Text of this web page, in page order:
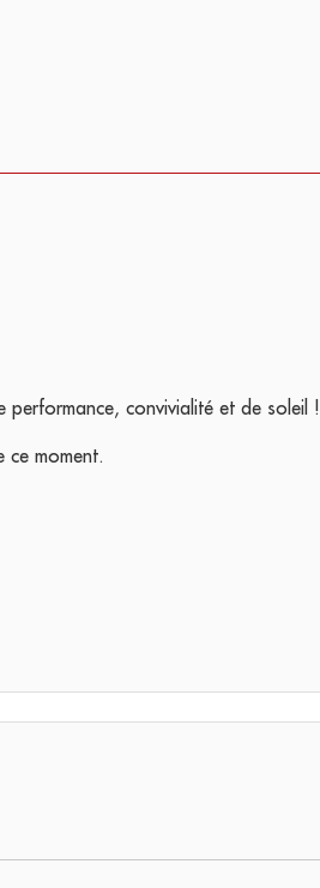
convivialité et de soleil !
moment.